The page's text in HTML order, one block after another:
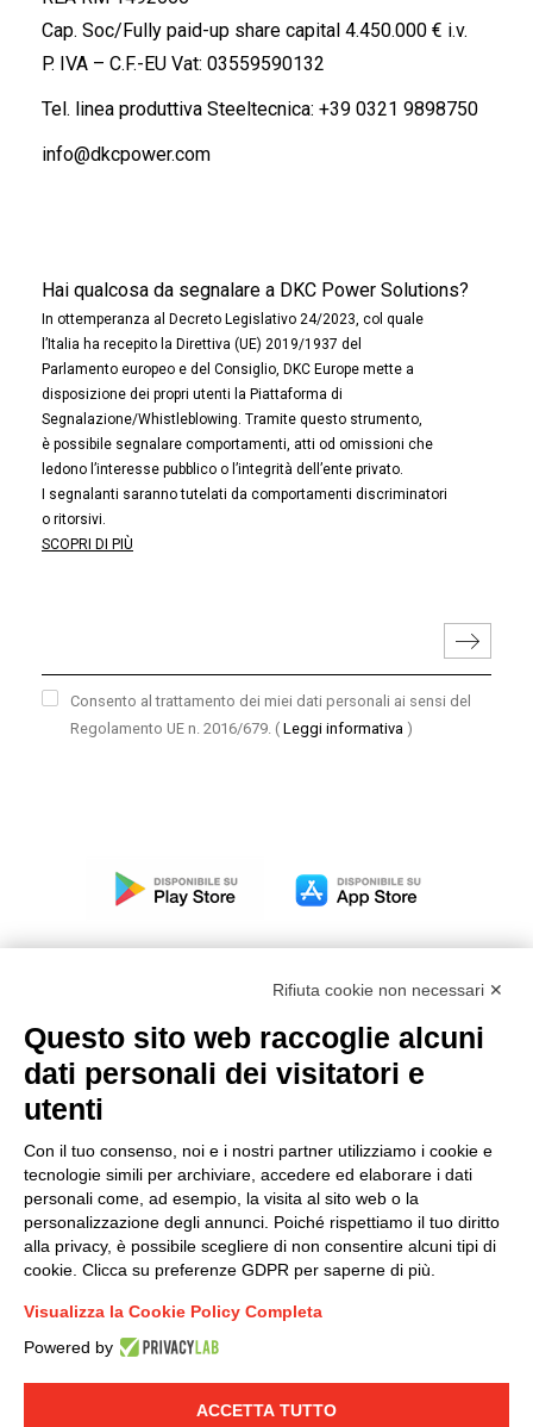
Cap. Soc/Fully paid-up share capital 4.450.000 € i.v.
P. IVA – C.F.-EU Vat: 03559590132
Tel. linea produttiva Steeltecnica: +39 0321 9898750
info@dkcpower.com
Hai qualcosa da segnalare a DKC Power Solutions?
In ottemperanza al Decreto Legislativo 24/2023, col quale
l’Italia ha recepito la Direttiva (UE) 2019/1937 del
Parlamento europeo e del Consiglio, DKC Europe mette a
disposizione dei propri utenti la Piattaforma di
Segnalazione/Whistleblowing. Tramite questo strumento,
è possibile segnalare comportamenti, atti od omissioni che
ledono l’interesse pubblico o l’integrità dell’ente privato.
I segnalanti saranno tutelati da comportamenti discriminatori
o ritorsivi.
SCOPRI DI PIÙ
Consento al trattamento dei miei dati personali ai sensi del
Regolamento UE n. 2016/679. ( Leggi informativa )
LINKEDIN YOUTUBE
© 2019 - DKC Europe - -
Modello organizzativo, gestione e controllo – D. lgs.
231/2001
Condizioni generali di vendita DKC Power Solutions
Condizioni generali di acquisto
Codice etico
Rifiuta cookie non necessari ✕
Questo sito web raccoglie alcuni
dati personali dei visitatori e
utenti
Con il tuo consenso, noi e i nostri partner utilizziamo i cookie e
tecnologie simili per archiviare, accedere ed elaborare i dati
personali come, ad esempio, la visita al sito web o la
personalizzazione degli annunci. Poiché rispettiamo il tuo diritto
alla privacy, è possibile scegliere di non consentire alcuni tipi di
cookie. Clicca su preferenze GDPR per saperne di più.
Visualizza la Cookie Policy Completa
Powered by
ACCETTA TUTTO